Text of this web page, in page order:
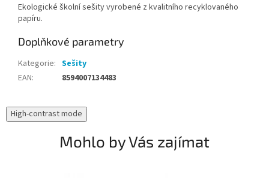
Ekologické školní sešity vyrobené z kvalitního recyklovaného
papíru.
Doplňkové parametry
Kategorie: Sešity
EAN: 8594007134483
High-contrast mode
Mohlo by Vás zajímat